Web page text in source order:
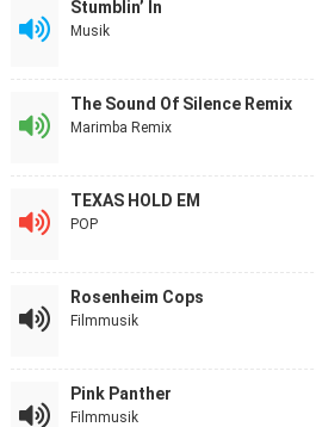
Stumblin’ In
Musik
The Sound Of Silence Remix
Marimba Remix
TEXAS HOLD EM
POP
Rosenheim Cops
Filmmusik
Pink Panther
Filmmusik